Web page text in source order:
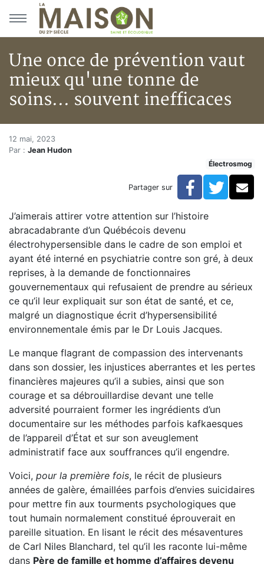
Aller au menu principal
Aller au contenu principal
Une once de prévention vaut
mieux qu'une tonne de
soins... souvent inefficaces
Accueil
Articles
Une once de prévention vaut mieux qu'une tonne de
Une once de prévention vaut
12 mai, 2023
Par : Jean Hudon
Électrosmog
Partager sur Facebook
J’aimerais attirer votre attention sur l’histoire
abracadabrante d’un Québécois devenu
électrohypersensible dans le cadre de son emploi et
ayant été interné en psychiatrie contre son gré, à deux
reprises, à la demande de fonctionnaires
gouvernementaux qui refusaient de prendre au sérieux
ce qu’il leur expliquait sur son état de santé, et ce,
malgré un diagnostique écrit d’hypersensibilité
environnementale émis par le Dr Louis Jacques.
Le manque flagrant de compassion des intervenants
dans son dossier, les injustices aberrantes et les pertes
financières majeures qu’il a subies, ainsi que son
courage et sa débrouillardise devant une telle
adversité pourraient former les ingrédients d’un
documentaire sur les méthodes parfois kafkaesques
de l’appareil d’État et sur son aveuglement
administratif face aux souffrances qu’il engendre.
Voici, pour la première fois, le récit de plusieurs
années de galère, émaillées parfois d’envies suicidaires
pour mettre fin aux tourments psychologiques que
tout humain normalement constitué éprouverait en
pareille situation. En lisant le récit des mésaventures
de Carl Niles Blanchard, tel qu’il les raconte lui-même
dans Père de famille et homme d’affaires devenu